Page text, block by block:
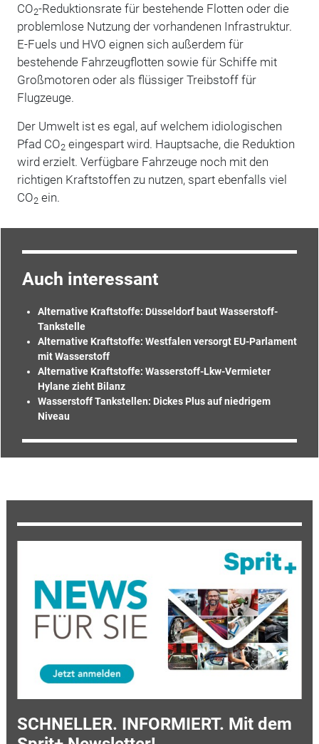
CO2-Reduktionsrate für bestehende Flotten oder die
problemlose Nutzung der vorhandenen Infrastruktur.
E-Fuels und HVO eignen sich außerdem für
bestehende Fahrzeugflotten sowie für Schiffe mit
Großmotoren oder als flüssiger Treibstoff für
Flugzeuge.
Der Umwelt ist es egal, auf welchem idiologischen
Pfad CO2eingespart wird. Hauptsache, die Reduktion
wird erzielt. Verfügbare Fahrzeuge noch mit den
richtigen Kraftstoffen zu nutzen, spart ebenfalls viel
CO2ein.
Auch interessant
Alternative Kraftstoffe: Düsseldorf baut Wasserstoff-
Tankstelle
Alternative Kraftstoffe: Westfalen versorgt EU-Parlament
mit Wasserstoff
Alternative Kraftstoffe: Wasserstoff-Lkw-Vermieter
Hylane zieht Bilanz
Wasserstoff Tankstellen: Dickes Plus auf niedrigem
Niveau
SCHNELLER. INFORMIERT. Mit dem